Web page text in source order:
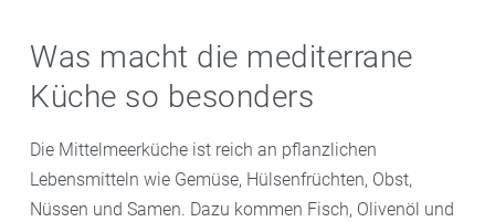
Was macht die mediterrane
Küche so besonders
Die Mittelmeerküche ist reich an pflanzlichen
Lebensmitteln wie Gemüse, Hülsenfrüchten, Obst,
Nüssen und Samen. Dazu kommen Fisch, Olivenöl und